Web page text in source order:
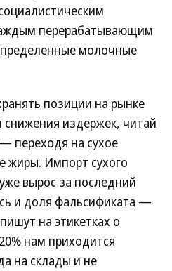
перерабатывающим
молочные
позиции на рынке
издержек, читай
переходя на сухое
жиры. Импорт сухого
вырос за последний
и доля фальсификата —
на этикетках о
нам приходится
на склады и не